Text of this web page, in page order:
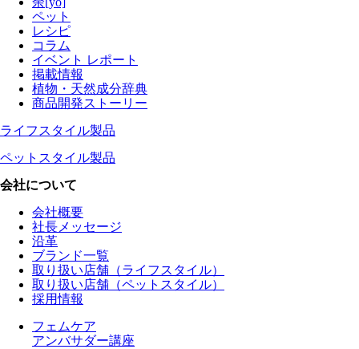
ペット
レシピ
コラム
イベント レポート
掲載情報
植物・天然成分辞典
商品開発ストーリー
ライフスタイル製品
ペットスタイル製品
会社について
会社概要
社長メッセージ
沿革
ブランド一覧
取り扱い店舗（ライフスタイル）
取り扱い店舗（ペットスタイル）
採用情報
フェムケア
アンバサダー講座